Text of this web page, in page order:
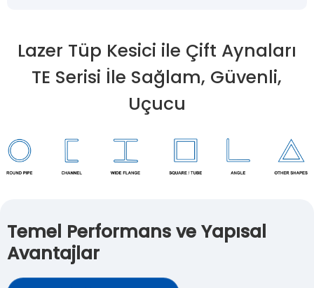
Lazer Tüp Kesici ile Çift Aynaları
TE Serisi İle Sağlam, Güvenli,
Uçucu
Temel Performans ve Yapısal
Avantajlar